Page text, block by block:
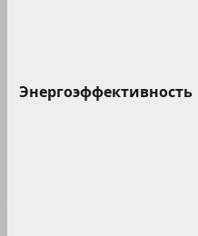
Энергоэффективность